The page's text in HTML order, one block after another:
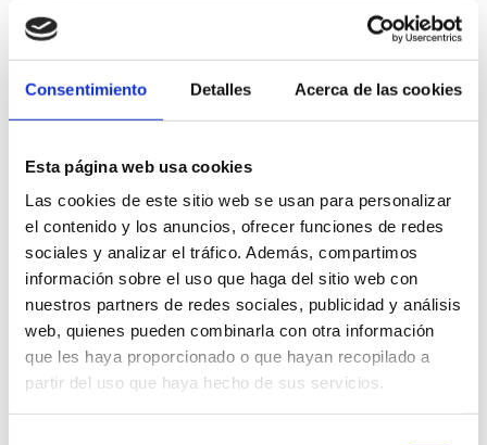
Consentimiento Detalles Acerca de las cookies
Esta página web usa cookies
Las cookies de este sitio web se usan para personalizar
el contenido y los anuncios, ofrecer funciones de redes
sociales y analizar el tráfico. Además, compartimos
información sobre el uso que haga del sitio web con
nuestros partners de redes sociales, publicidad y análisis
web, quienes pueden combinarla con otra información
que les haya proporcionado o que hayan recopilado a
partir del uso que haya hecho de sus servicios.
Otras empresas de interés
D'armela
CABANES
Bodega Les Useres
LES USERES